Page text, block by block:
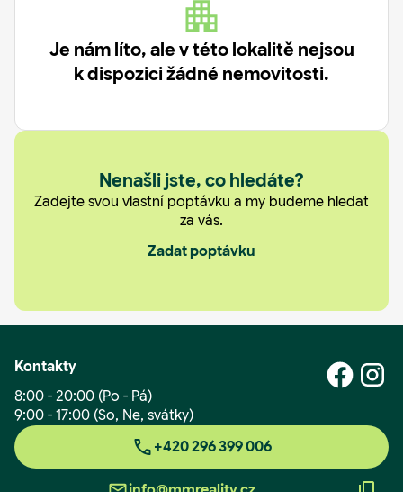
Nejstarší
Nejdražší
Je nám líto, ale v této lokalitě nejsou
k dispozici žádné nemovitosti.
Nenašli jste, co hledáte?
Zadejte svou vlastní poptávku a my budeme hledat
za vás.
Zadat poptávku
Kontakty
8:00 - 20:00 (Po - Pá)
9:00 - 17:00 (So, Ne, svátky)
+420 296 399 006